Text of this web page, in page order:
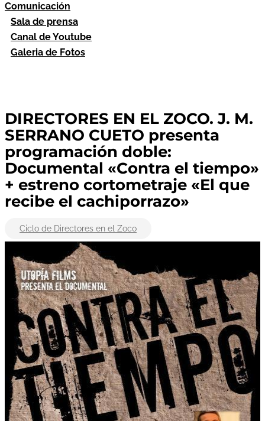
Comunicación
Sala de prensa
Canal de Youtube
Galeria de Fotos
DIRECTORES EN EL ZOCO. J. M.
SERRANO CUETO presenta
programación doble:
Documental «Contra el tiempo»
+ estreno cortometraje «El que
recibe el cachiporrazo»
Ciclo de Directores en el Zoco